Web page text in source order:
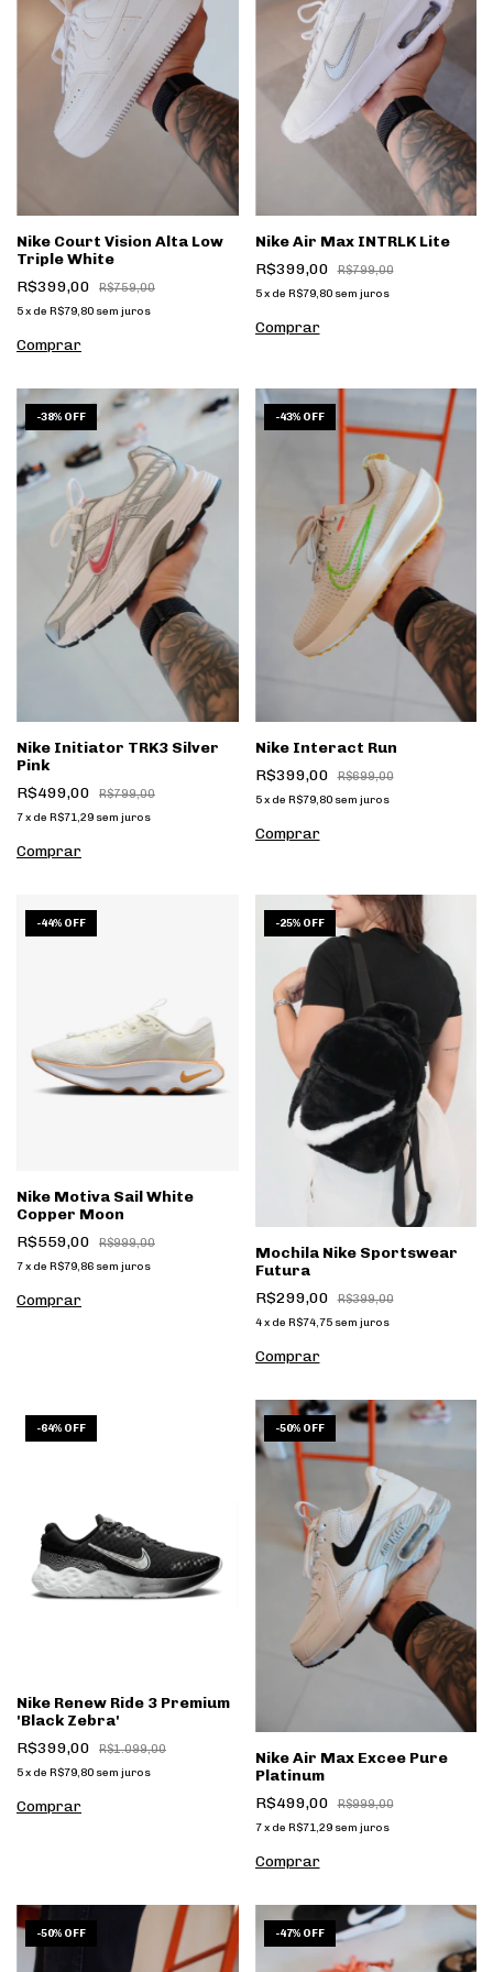
Nike Court Vision Alta Low
Triple White
R$399,00
R$759,00
5x de R$79,80 sem juros
Comprar
Nike Air Max INTRLK Lite
R$399,00
R$799,00
5 x de R$79,80 sem juros
Comprar
1/8
-38% OFF
Nike Initiator TRK3 Silver
Pink
R$499,00
R$799,00
7x de R$71,29 sem juros
Comprar
1/9
-43% OFF
Nike Interact Run
R$399,00
R$699,00
5 x de R$79,80 sem juros
Comprar
1/6
-44% OFF
Nike Motiva Sail White
Copper Moon
R$559,00
R$999,00
7x de R$79,86 sem juros
Comprar
1/9
-25% OFF
Mochila Nike Sportswear
Futura
R$299,00
R$399,00
4 x de R$74,75 sem juros
-64% OFF
Nike Renew Ride 3 Premium
'Black Zebra'
R$399,00
R$1.099,00
5x de R$79,80 sem juros
Comprar
1/8
-50% OFF
Nike Air Max Excee Pure
Platinum
R$499,00
R$999,00
7 x de R$71,29 sem juros
Comprar
1 /
-50% OFF
1/7
-47% OFF